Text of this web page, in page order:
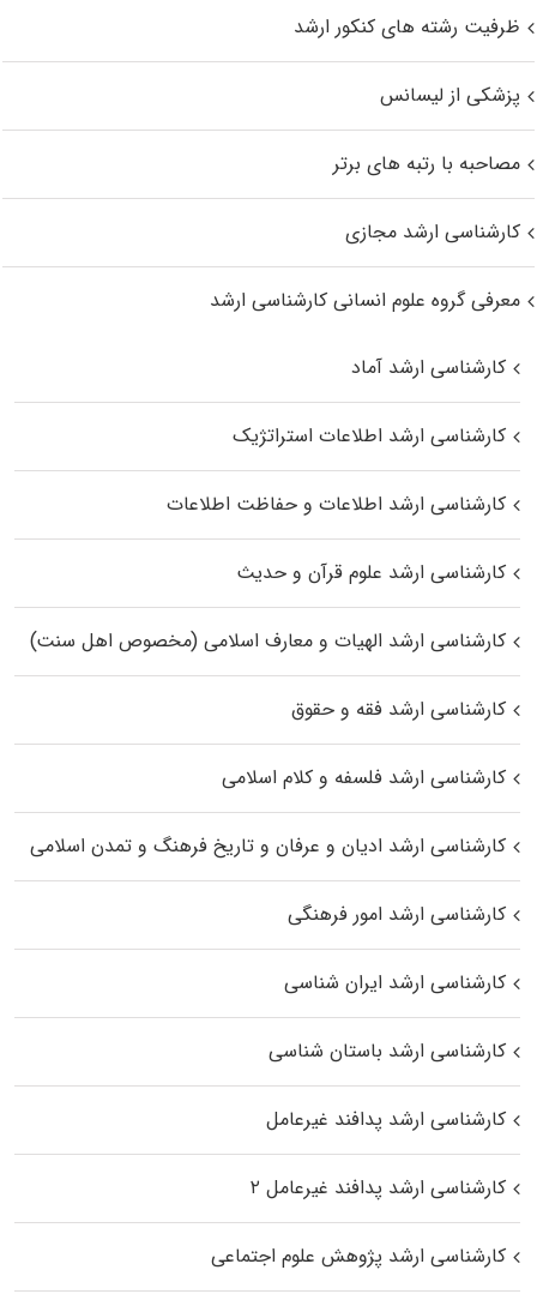
ظرفیت رشته های کنکور ارشد
پزشکی از لیسانس
مصاحبه با رتبه های برتر
کارشناسی ارشد مجازی
معرفی گروه علوم انسانی کارشناسی ارشد
کارشناسی ارشد آماد
کارشناسی ارشد اطلاعات استراتژیک
کارشناسی ارشد اطلاعات و حفاظت اطلاعات
کارشناسی ارشد علوم قرآن و حدیث
کارشناسی ارشد الهیات و معارف اسلامی (مخصوص اهل سنت)
کارشناسی ارشد فقه و حقوق
کارشناسی ارشد فلسفه و کلام اسلامی
کارشناسی ارشد ادیان و عرفان و تاریخ فرهنگ و تمدن اسلامی
کارشناسی ارشد امور فرهنگی
کارشناسی ارشد ایران شناسی
کارشناسی ارشد باستان شناسی
کارشناسی ارشد پدافند غیرعامل
کارشناسی ارشد پدافند غیرعامل ۲
کارشناسی ارشد پژوهش علوم اجتماعی